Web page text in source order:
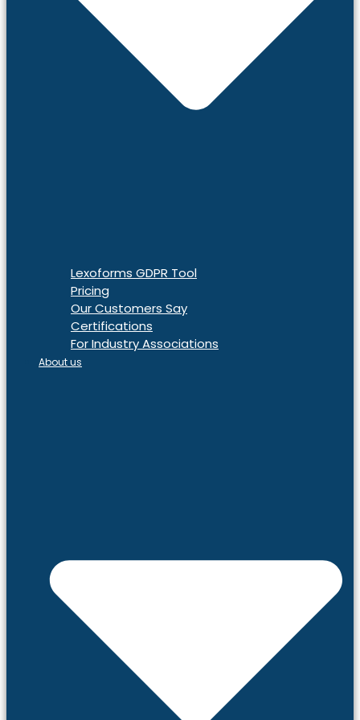
Lexoforms GDPR Tool
Pricing
Our Customers Say
Certifications
For Industry Associations
About us